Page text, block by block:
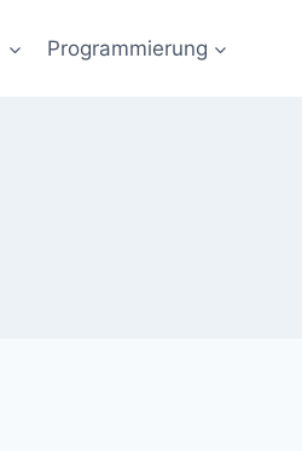
Programmierung